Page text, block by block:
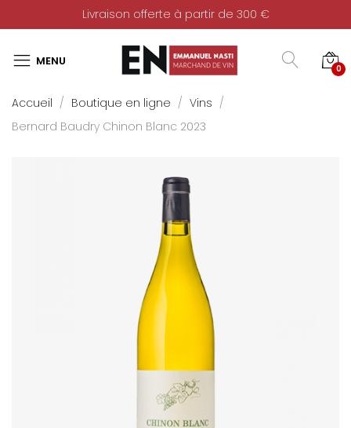
Livraison offerte à partir de 300 €
0
Accueil Boutique en ligne
Vins
Bernard Baudry Chinon Blanc 2023